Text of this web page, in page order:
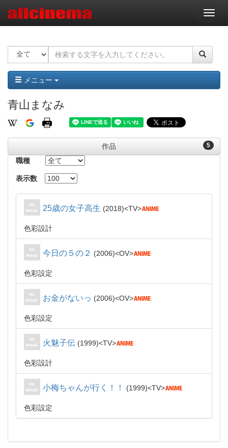
ナ
ビ
ー
ョ
ン
メニュー
青山まなみ
5
作品
職種
表示数
25歳の女子高生 2018 TV
色彩設計
今日の５の２ 2006 OV
色彩設定
お金がないっ 2006 OV
色彩設定
火魅子伝 1999 TV
色彩設計
小梅ちゃんが行く！！ 1999 TV
色彩設定